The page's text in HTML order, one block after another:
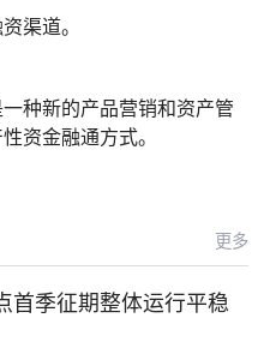
渠道。
种新的产品营销和资产管
资金融通方式。
更多
首季征期整体运行平稳